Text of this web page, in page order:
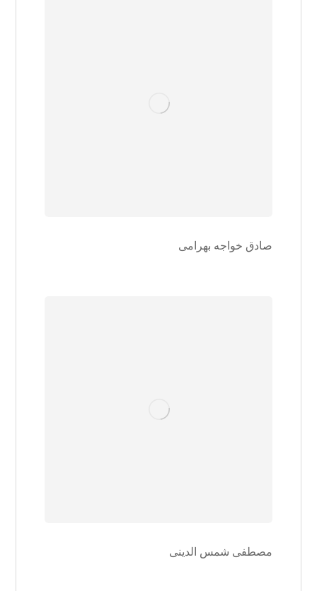
صادق خواجه بهرامی
مصطفی شمس الدینی